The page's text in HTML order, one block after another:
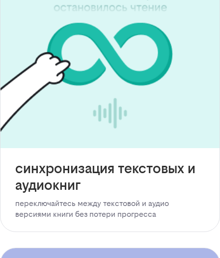
синхронизация текстовых и
аудиокниг
переключайтесь между текстовой и аудио
версиями книги без потери прогресса